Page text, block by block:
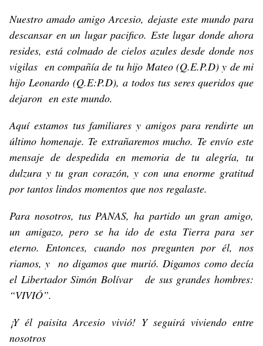
Nuestro amado amigo Arcesio, dejaste este mundo para
descansar en un lugar pacifico. Este lugar donde ahora
resides, está colmado de cielos azules desde donde nos
vigilas en compañía de tu hijo Mateo (Q.E.P.D) y de mi
hijo Leonardo (Q.E:P.D), a todos tus seres queridos que
dejaron en este mundo.
Aquí estamos tus familiares y amigos para rendirte un
último homenaje. Te extrañaremos mucho. Te envío este
mensaje de despedida en memoria de tu alegría, tu
dulzura y tu gran corazón, y con una enorme gratitud
por tantos lindos momentos que nos regalaste.
Para nosotros, tus PANAS, ha partido un gran amigo,
un amigazo, pero se ha ido de esta Tierra para ser
eterno. Entonces, cuando nos pregunten por él, nos
riamos, y no digamos que murió. Digamos como decía
el Libertador Simón Bolívar de sus grandes hombres:
“VIVIÓ”.
¡Y él paisita Arcesio vivió! Y seguirá viviendo entre
nosotros